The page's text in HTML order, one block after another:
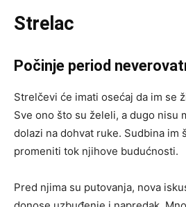
Strelac
Počinje period
Strelčevi će imati osećaj da im se
Sve ono što su želeli, a dugo nisu
dolazi na dohvat ruke. Sudbina im
promeniti tok njihove budućnosti.
Pred njima su putovanja, nova